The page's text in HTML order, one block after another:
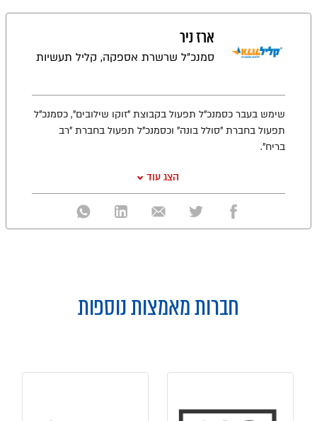
ארז ניר
סמנכ"ל שרשרת אספקה, קליל תעשיות
שימש בעבר כסמנכ"ל תפעול בקבוצת "זוקו שילובים", כסמנכ"ל
תפעול בחברת "סולל בונה" וכסמנכ"ל תפעול בחברת "רב
בריח".
הצג עוד
חברות מאמצות נוספות